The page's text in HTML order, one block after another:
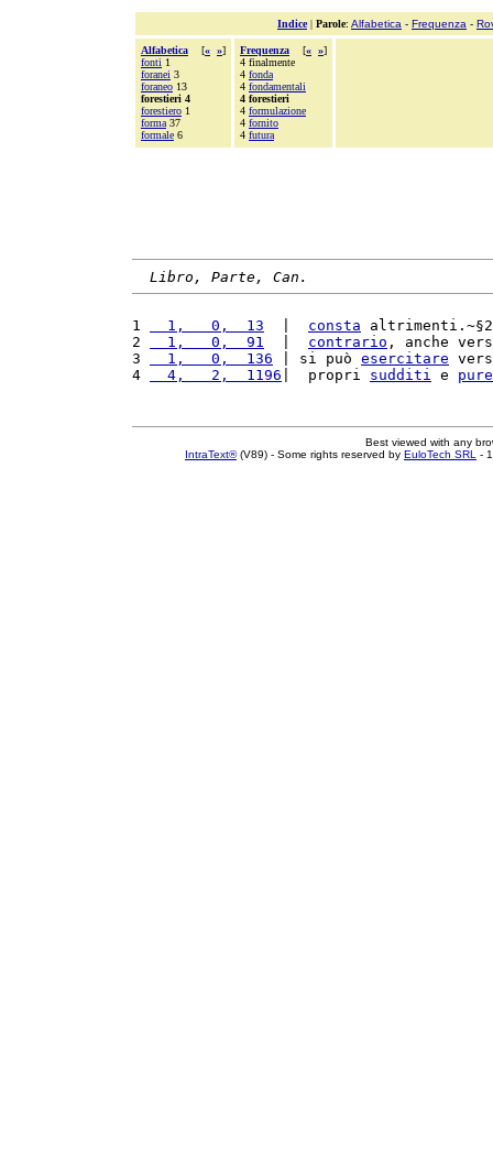
Indice| Parole: Alfabetica - Frequenza -
Alfabetica [« »]
fonti 1
foranei 3
foraneo 13
forestieri 4
forestiero 1
forma 37
formale 6
Frequenza [« »]
4 finalmente
4 fonda
4 fondamentali
4 forestieri
4 formulazione
4 fornito
4 futura
Libro, Parte, Can.
1
  1,   0,  13
consta
2
  1,   0,  91
contrario , anche
3
  1,   0,  136
| si può esercitare
4
  4,   2,  1196
|  propri sudditi e pure
Best viewed with any
IntraText®(V89) - Some rights reserved by EuloTech SRL -